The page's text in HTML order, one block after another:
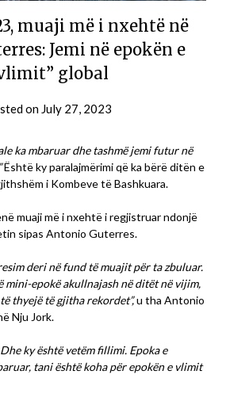
muaji më i nxehtë në
Jemi në epokën e
global
on July 27, 2023
ka mbaruar dhe tashmë jemi futur në
Është ky paralajmërimi që ka bërë ditën e
i Kombeve të Bashkuara.
muaji më i nxehtë i regjistruar ndonjë
sipas Antonio Guterres.
deri në fund të muajit për ta zbuluar.
mini-epokë akullnajash në ditët në vijim,
thyejë të gjitha rekordet”,u tha Antonio
Nju Jork.
ky është vetëm fillimi. Epoka e
tani është koha për epokën e vlimit